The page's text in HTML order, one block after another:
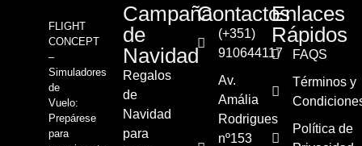
FLIGHT
CONCEPT
–
Simuladores
de
Vuelo:
Prepárese
para
Campaña
de
Navidad
Regalos
de
Navidad
para
Contactos
(+351)
910644117
Av.
Amália
Rodrigues
nº153
Enlaces
Rápidos
FAQS
Términos y
Política de